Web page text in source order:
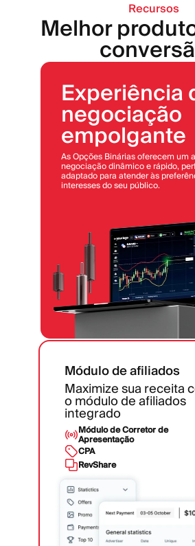
Recursos
Melhor
Experiência
negociação
empolgante
As Opções Binárias oferecem um
negociação dinâmico e rápido,
adaptado para atender às
interesses do seu público.
Módulo de afiliados
Maximize sua receita
o módulo de afiliados
integrado
Módulo de Corretor de
Apresentação
CPA
RevShare